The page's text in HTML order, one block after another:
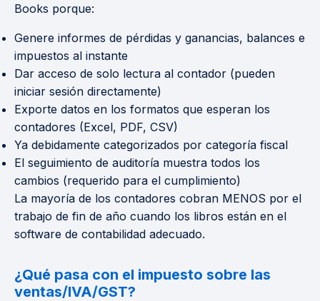
Books porque:
Genere informes de pérdidas y ganancias, balances e
impuestos al instante
Dar acceso de solo lectura al contador (pueden
iniciar sesión directamente)
Exporte datos en los formatos que esperan los
contadores (Excel, PDF, CSV)
Ya debidamente categorizados por categoría fiscal
El seguimiento de auditoría muestra todos los
cambios (requerido para el cumplimiento)
La mayoría de los contadores cobran MENOS por el
trabajo de fin de año cuando los libros están en el
software de contabilidad adecuado.
¿Qué pasa con el impuesto sobre las
ventas/IVA/GST?